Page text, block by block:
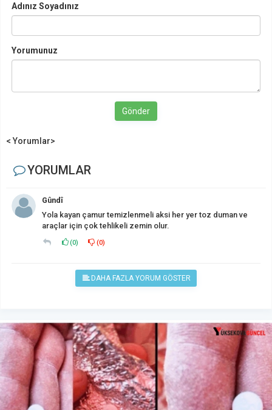
Adınız Soyadınız
Yorumunuz
Gönder
< Yorumlar>
YORUMLAR
Gûndî
Yola kayan çamur temizlenmeli aksi her yer toz duman ve
araçlar için çok tehlikeli zemin olur.
(0) (0)
DAHA FAZLA YORUM GÖSTER